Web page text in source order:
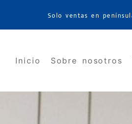
Solo ventas en
Inicio Sobre nosotros